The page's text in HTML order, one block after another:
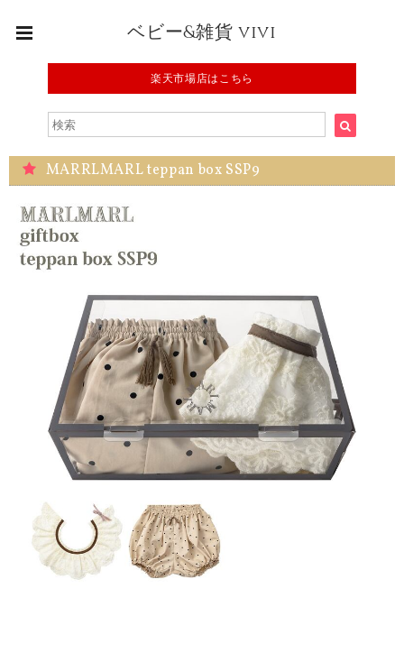
ベビー&雑貨 vivi
楽天市場店はこちら
MARRLMARL teppan box SSP9